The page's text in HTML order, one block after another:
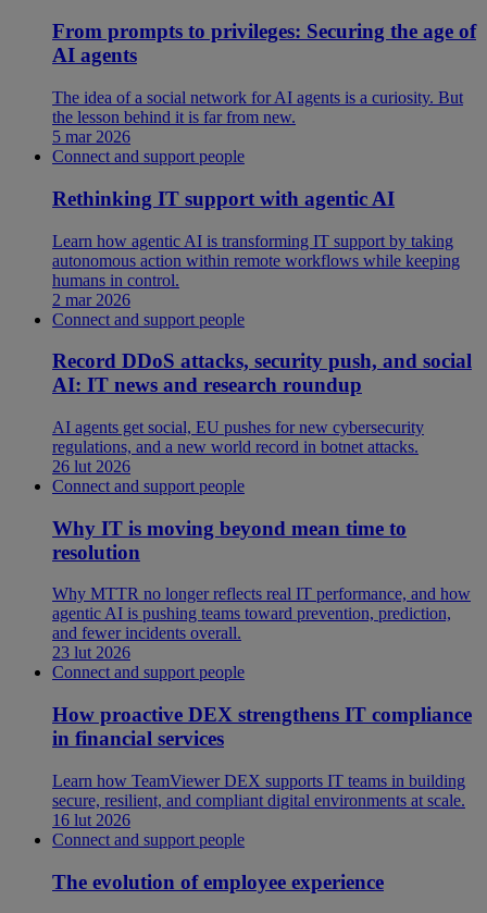
From prompts to privileges: Securing the age of
AI agents
The idea of a social network for AI agents is a curiosity. But
the lesson behind it is far from new.
5 mar 2026
Connect and support people
Rethinking IT support with agentic AI
Learn how agentic AI is transforming IT support by taking
autonomous action within remote workflows while keeping
humans in control.
2 mar 2026
Connect and support people
Record DDoS attacks, security push, and social
AI: IT news and research roundup
AI agents get social, EU pushes for new cybersecurity
regulations, and a new world record in botnet attacks.
26 lut 2026
Connect and support people
Why IT is moving beyond mean time to
resolution
Why MTTR no longer reflects real IT performance, and how
agentic AI is pushing teams toward prevention, prediction,
and fewer incidents overall.
23 lut 2026
Connect and support people
How proactive DEX strengthens IT compliance
in financial services
Learn how TeamViewer DEX supports IT teams in building
secure, resilient, and compliant digital environments at scale.
16 lut 2026
Connect and support people
The evolution of employee experience